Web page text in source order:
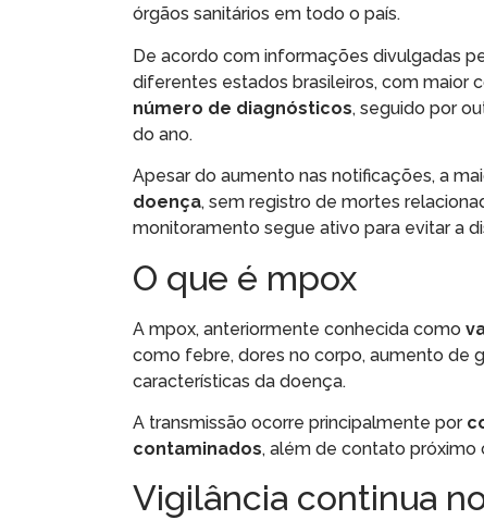
órgãos sanitários em todo o país.
De acordo com informações divulgadas
diferentes estados brasileiros, com maior
número de diagnósticos, seguido por
do ano.
Apesar do aumento nas notificações, a
doença, sem registro de mortes
monitoramento segue ativo para evitar a
O que é mpox
A mpox, anteriormente conhecida como
como febre, dores no corpo, aumento de
características da doença.
A transmissão ocorre principalmente por
contaminados, além de contato
Vigilância continua